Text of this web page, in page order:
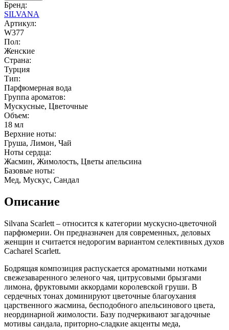
Бренд:
SILVANA
Артикул:
W377
Пол:
Женские
Страна:
Турция
Тип:
Парфюмерная вода
Группа ароматов:
Мускусные, Цветочные
Объем:
18 мл
Верхние ноты:
Груша, Лимон, Чай
Ноты сердца:
Жасмин, Жимолость, Цветы апельсина
Базовые ноты:
Мед, Мускус, Сандал
Описание
Silvana Scarlett – относится к категории мускусно-цветочной
парфюмерии. Он предназначен для современных, деловых
женщин и считается недорогим вариантом селективных духов
Cacharel Scarlett.
Бодрящая композиция распускается ароматными нотками
свежезаваренного зеленого чая, цитрусовыми брызгами
лимона, фруктовыми аккордами королевской груши. В
сердечных тонах доминируют цветочные благоухания
царственного жасмина, бесподобного апельсинового цвета,
неординарной жимолости. Базу подчеркивают загадочные
мотивы сандала, приторно-сладкие акценты меда,